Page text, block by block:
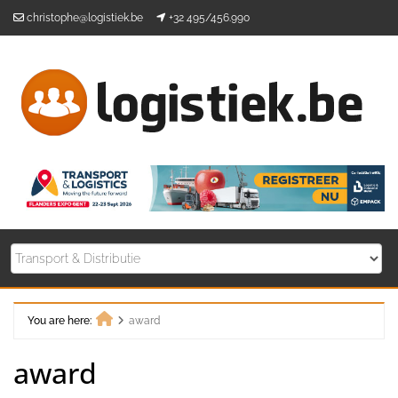
christophe@logistiek.be +32 495/456.990
You are here:
award
award